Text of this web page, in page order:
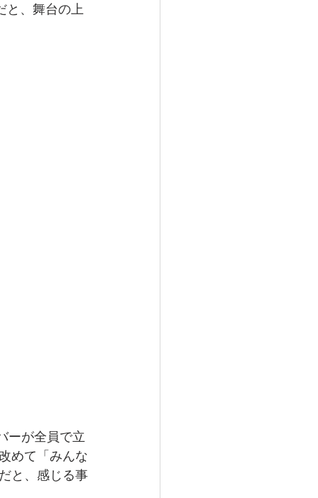
と、舞台の上
ーが全員で立
めて「みんな
と、感じる事